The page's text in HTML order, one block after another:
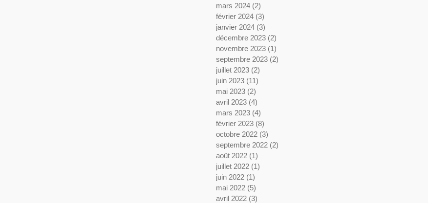
mars 2024 (2)
février 2024 (3)
janvier 2024 (3)
décembre 2023 (2)
novembre 2023 (1)
septembre 2023 (2)
juillet 2023 (2)
juin 2023 (11)
mai 2023 (2)
avril 2023 (4)
mars 2023 (4)
février 2023 (8)
octobre 2022 (3)
septembre 2022 (2)
août 2022 (1)
juillet 2022 (1)
juin 2022 (1)
mai 2022 (5)
avril 2022 (3)